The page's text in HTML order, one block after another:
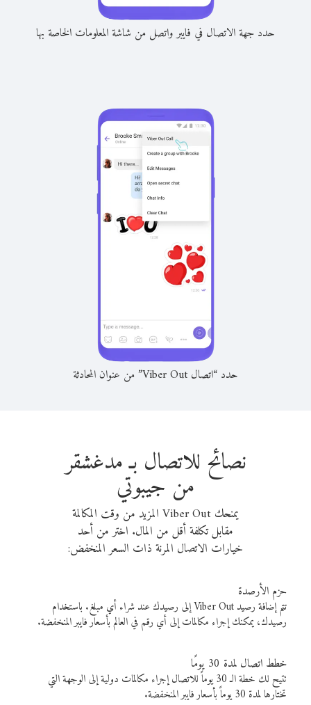
حدد جهة الاتصال في فايبر واتصل من شاشة المعلومات الخاصة بها
حدد “اتصال Viber Out” من عنوان المحادثة
نصائح للاتصال بـ مدغشقر
من جيبوتي
يمنحك Viber Out المزيد من وقت المكالمة
مقابل تكلفة أقل من المال. اختر من أحد
خيارات الاتصال المرنة ذات السعر المنخفض:
حزم الأرصدة
تتم إضافة رصيد Viber Out إلى رصيدك عند شراء أي مبلغ. باستخدام
رصيدك، يمكنك إجراء مكالمات إلى أي رقم في العالم بأسعار فايبر المنخفضة.
خطط اتصال لمدة 30 يومًا
تتيح لك خطة الـ 30 يوماً للاتصال إجراء مكالمات دولية إلى الوجهة التي
تختارها لمدة 30 يوماً بأسعار فايبر المنخفضة.